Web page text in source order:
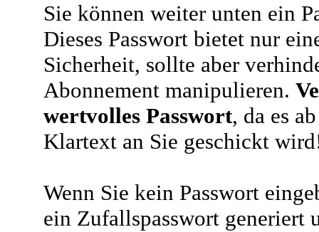
Sie können weiter unten ein
Dieses Passwort bietet nur
Sicherheit, sollte aber
Abonnement manipulieren.
wertvolles Passwort, da es
Klartext an Sie geschickt
Wenn Sie kein Passwort
ein Zufallspasswort generiert